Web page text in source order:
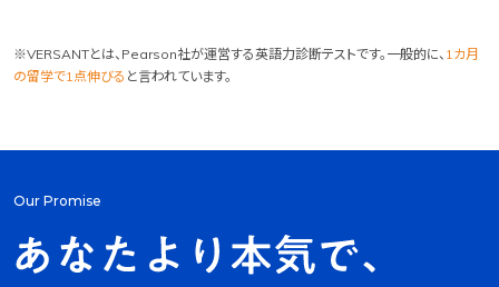
A.Sさん
50代ビジネス英語
Y.A さん
320開始後3ヶ月
点 UP
315開始後3ヶ月
点UP
※VERSANTとは、Pearson社が運営する英語力診断テストです。一般的に、 1カ月
の留学で1点伸びる と言われています。
Our Promise